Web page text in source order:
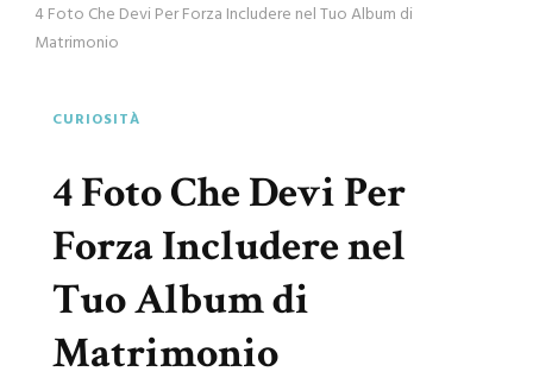
4 Foto Che Devi Per Forza Includere nel Tuo Album di
Matrimonio
CURIOSITÀ
4 Foto Che Devi Per
Forza Includere nel
Tuo Album di
Matrimonio